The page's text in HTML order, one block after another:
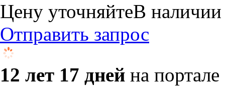
Цену уточняйтеВ наличии
Отправить запрос
12 лет 17 дней на портале